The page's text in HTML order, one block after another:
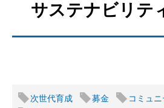
サステナビリテ
次世代育成 募金
コミュ